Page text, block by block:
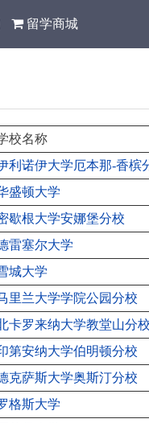
留学商城
校名称
利诺伊大学厄本那-香槟
盛顿大学
歇根大学安娜堡分校
雷塞尔大学
城大学
里兰大学学院公园分校
卡罗来纳大学教堂山分校
第安纳大学伯明顿分校
克萨斯大学奥斯汀分校
格斯大学